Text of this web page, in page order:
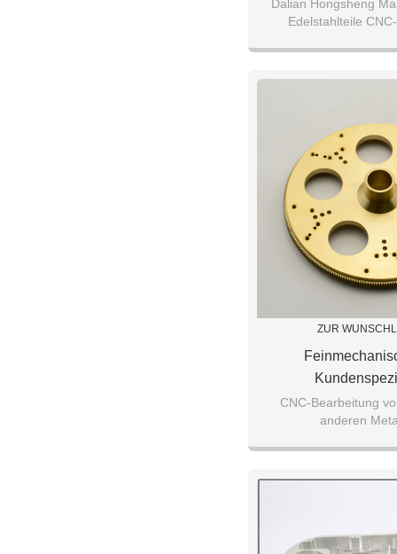
Dalian Hongsheng
Edelstahlteile
ZUR
CNC-
CNC-Bearbeitung
anderen